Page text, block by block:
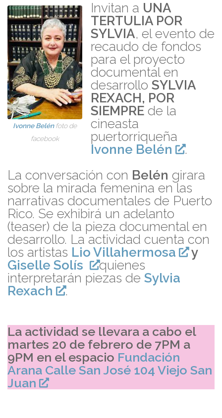
Ivonne Belénfoto de
facebook
Invitan a UNA
TERTULIA POR
SYLVIA, el evento de
recaudo de fondos
para el proyecto
documental en
desarrollo SYLVIA
REXACH, POR
SIEMPREde la
cineasta
puertorriqueña
Ivonne Belén
.
La conversación con Belén girara
sobre la mirada femenina en las
narrativas documentales de Puerto
Rico. Se exhibirá un adelanto
(teaser) de la pieza documental en
desarrollo. La actividad cuenta con
los artistas Lio Villahermosa
y
Giselle Solís
quienes
interpretarán piezas de Sylvia
Rexach
.
La actividad se llevara a cabo el
martes 20 de febrero de 7PM a
9PM en el espacio Fundación
Arana Calle San José 104 Viejo San
Juan